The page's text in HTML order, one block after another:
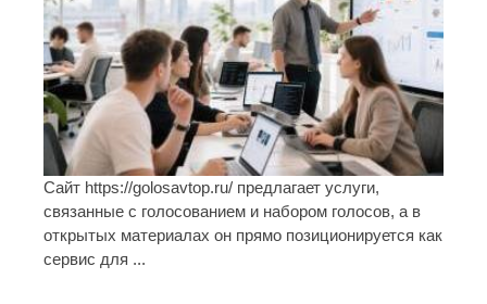
Сайт https://golosavtop.ru/ предлагает услуги,
связанные с голосованием и набором голосов, а в
открытых материалах он прямо позиционируется как
сервис для ...